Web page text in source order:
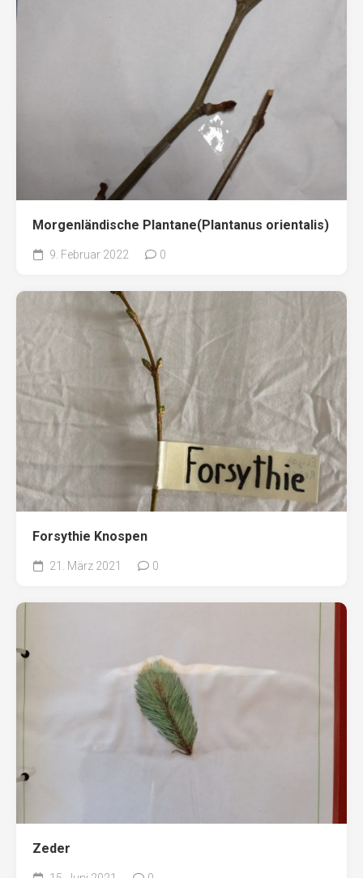
Morgenländische Plantane(Plantanus orientalis)
9. Februar 2022 0
Forsythie Knospen
21. März 2021 0
Zeder